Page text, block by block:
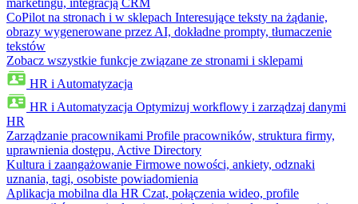
marketingu, integracją CRM
CoPilot na stronach i w sklepach Interesujące teksty na żądanie,
obrazy wygenerowane przez AI, dokładne prompty, tłumaczenie
tekstów
Zobacz wszystkie funkcje związane ze stronami i sklepami
HR i Automatyzacja
HR i Automatyzacja Optymizuj workflowy i zarządzaj danymi
HR
Zarządzanie pracownikami Profile pracowników, struktura firmy,
uprawnienia dostępu, Active Directory
Kultura i zaangażowanie Firmowe nowości, ankiety, odznaki
uznania, tagi, osobiste powiadomienia
Aplikacja mobilna dla HR Czat, połączenia wideo, profile